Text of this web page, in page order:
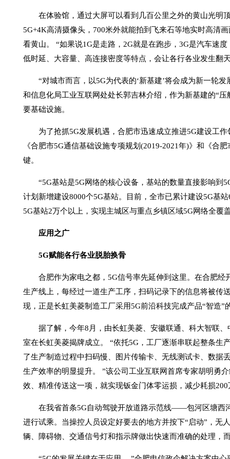
在体验馆，通过大屏可以看到几百公里之外的黄山光明
5G+4K高清摄像头，700米外就能拍到飞来石等地实时高清
看黄山。 “如果说1G是走路，2G就是在跑步，3G是汽车速
低时延、大容量、高连接密度等特点，会让各行各业发生翻
“对城市而言，以5G为代表的‘新基建’将会成为新一轮发
和信息化局工业互联网处处长郭吉林介绍，作为新基建的“
要基础设施。
为了抢抓5G发展机遇，合肥市迅速成立推进5G建设工作
《合肥市5G通信基础设施专项规划(2019-2021年)》和《合
键。
“5G基站是5G网络的核心设备，基站的数量直接影响到
计划新增建设8000个5G基站。目前，全市已累计建设5G基
5G基站2万个以上，实现主城区与重点乡镇区域5G网络全覆
应用之广
5G赋能各行各业脱胎换骨
合肥作为家电之都，5G信号率先延伸到这里。在合肥经
生产线上，每经过一道生产工序，扫码记录下的信息将被传
现，正是长虹美菱制造工厂采用5G前沿科技完成产品“智造”
据了解，今年8月，由长虹美菱、安徽联通、科大智联、
室在长虹美菱揭牌成立。 “依托5G，工厂逐渐串联起整条
了生产制造过程中扫码慢、图片传输卡、无线测试卡、数据
生产效率的明显提升。 ”该公司工业互联网首席专家胡明勇
效、精准传送这一项，就实现钣金门体零运损，减少耗损200
在我省首条5G自动驾驶开放道路示范线——包河区塘西河
进行试乘。当操控人员设定好要去的地方并按下“启动”，无
辆、障碍物、交通信号灯和指示牌做出快速而准确的处理，